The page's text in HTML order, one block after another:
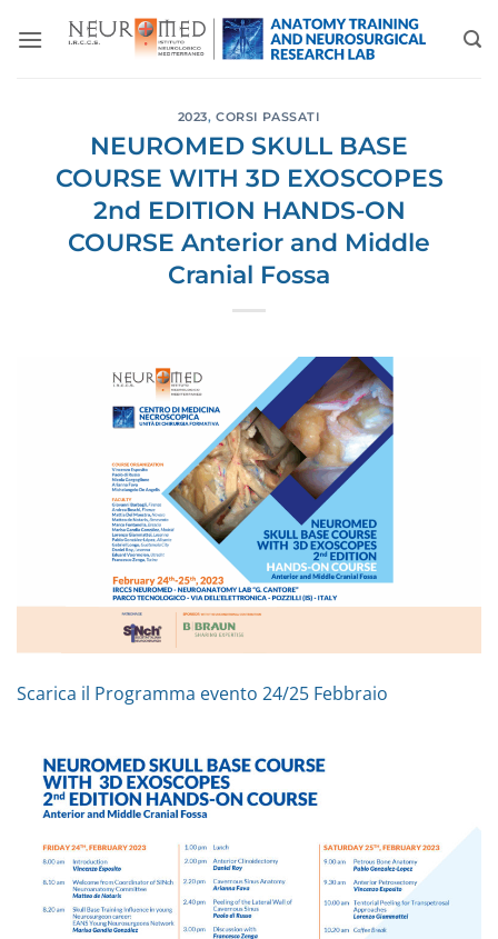
2023,CORSI PASSATI
NEUROMED SKULL BASE
COURSE WITH 3D EXOSCOPES
2nd EDITION HANDS-ON
COURSE Anterior and Middle
Cranial Fossa
Scarica il Programma evento 24/25 Febbraio